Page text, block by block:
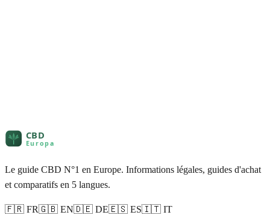
Le guide CBD N°1 en Europe. Informations légales, guides d'achat
et comparatifs en 5 langues.
🇫🇷 FR🇬🇧 EN🇩🇪 DE🇪🇸 ES🇮🇹 IT